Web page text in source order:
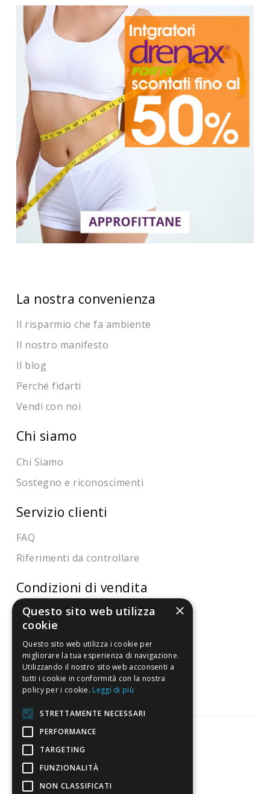
La nostra convenienza
Il risparmio che fa ambiente
Il nostro manifesto
Il blog
Perché fidarti
Vendi con noi
Chi siamo
Chi Siamo
Sostegno e riconoscimenti
Servizio clienti
FAQ
Riferimenti da controllare
Condizioni di vendita
Termini di vendita
Pagamenti
Resi
Pagamenti sicuri
×
Questo sito web utilizza
cookie
Questo sito web utilizza i cookie per
migliorare la tua esperienza di navigazione.
Utilizzando il nostro sito web acconsenti a
tutti i cookie in conformità con la nostra
policy per i cookie. Leggi di più
STRETTAMENTE NECESSARI
PERFORMANCE
TARGETING
FUNZIONALITÀ
NON CLASSIFICATI